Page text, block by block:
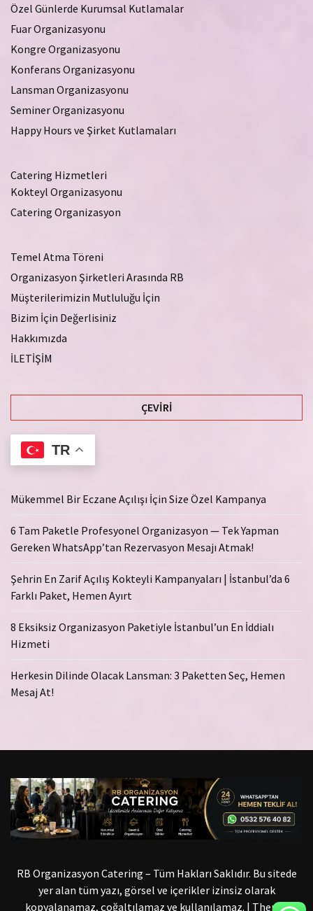
Özel Günlerde Kurumsal Kutlamalar
Fuar Organizasyonu
Kongre Organizasyonu
Konferans Organizasyonu
Lansman Organizasyonu
Seminer Organizasyonu
Happy Hours ve Şirket Kutlamaları
Catering Hizmetleri
Kokteyl Organizasyonu
Catering Organizasyon
Temel Atma Töreni
Organizasyon Şirketleri Arasında RB
Müşterilerimizin Mutluluğu İçin
Bizim İçin Değerlisiniz
Hakkımızda
İLETİŞİM
ÇEVIRI
TR
Mükemmel Bir Eczane Açılışı İçin Size Özel Kampanya
6 Tam Paketle Profesyonel Organizasyon — Tek Yapman
Gereken WhatsApp’tan Rezervasyon Mesajı Atmak!
Şehrin En Zarif Açılış Kokteyli Kampanyaları | İstanbul’da 6
Farklı Paket, Hemen Ayırt
8 Eksiksiz Organizasyon Paketiyle İstanbul’un En İddialı
Hizmeti
Herkesin Dilinde Olacak Lansman: 3 Paketten Seç, Hemen
Mesaj At!
RB Organizasyon Catering – Tüm Hakları Saklıdır. Bu sitede
yer alan tüm yazı, görsel ve içerikler izinsiz olarak
kopyalanamaz, çoğaltılamaz ve kullanılamaz. | Theme: